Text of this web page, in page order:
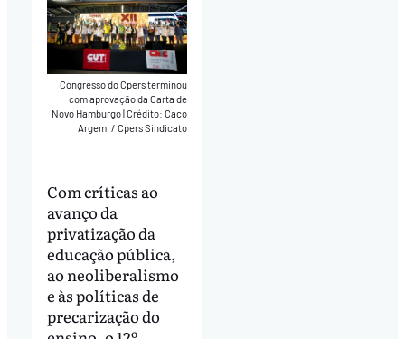
Congresso do Cpers terminou
com aprovação da Carta de
Novo Hamburgo|Crédito: Caco
Argemi / Cpers Sindicato
Com críticas ao
avanço da
privatização da
educação pública,
ao neoliberalismo
e às políticas de
precarização do